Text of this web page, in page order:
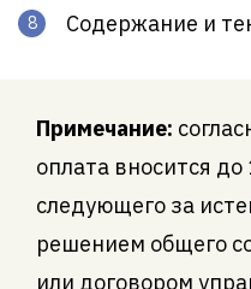
Содержание и
Примечание:
оплата вносится
следующего за
решением общего
или договором